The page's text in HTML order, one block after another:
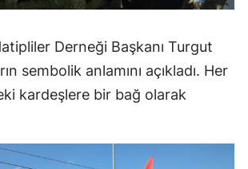
Derneği Başkanı Turgut
sembolik anlamını açıkladı. Her
kardeşlere bir bağ olarak